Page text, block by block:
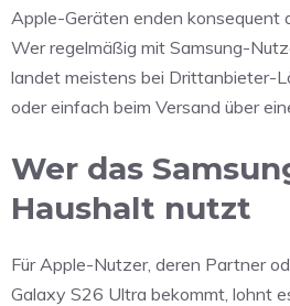
Apple-Geräten enden konsequent
Wer regelmäßig mit Samsung-
landet meistens bei Drittanbieter-
oder einfach beim Versand über
Wer das
Haushalt nutzt
Für Apple-Nutzer, deren Partner
Galaxy S26 Ultra bekommt, lohnt